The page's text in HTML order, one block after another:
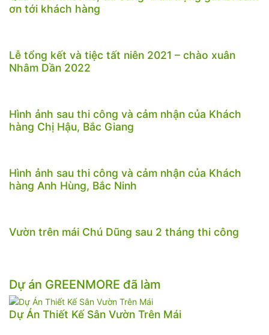
ơn tới khách hàng
Lễ tổng kết và tiệc tất niên 2021 – chào xuân
Nhâm Dần 2022
Hình ảnh sau thi công và cảm nhận của Khách
hàng Chị Hậu, Bắc Giang
Hình ảnh sau thi công và cảm nhận của Khách
hàng Anh Hùng, Bắc Ninh
Vườn trên mái Chú Dũng sau 2 tháng thi công
Dự án GREENMORE đã làm
Dự Án Thiết Kế Sân Vườn Trên Mái